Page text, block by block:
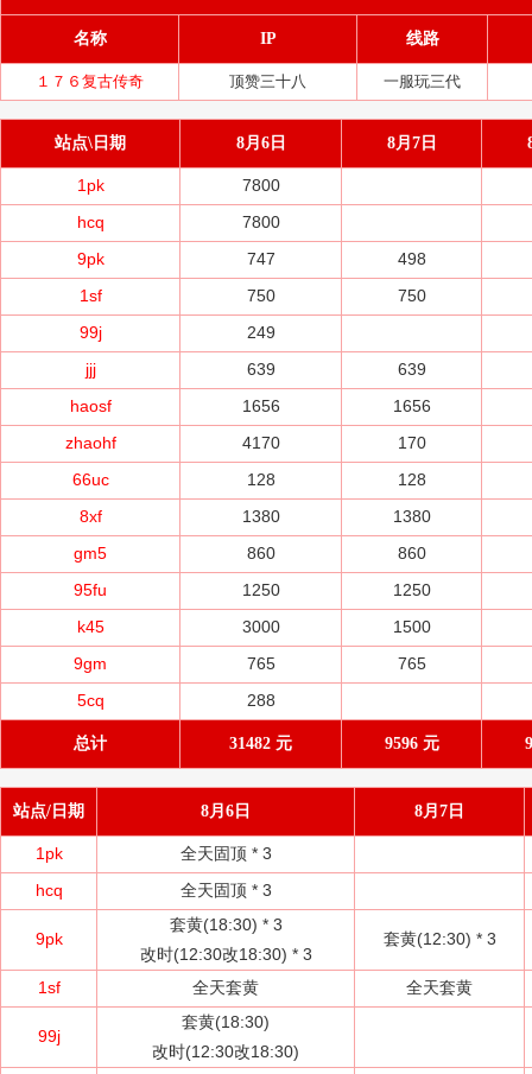
名称 IP 线路
１７６复古传奇 顶赞三十八 一服玩三代
站点\日期 8月6日 8月7日
1pk
7800
hcq
7800
9pk
747
498
1sf
750
750
99j
249
jjj
639
639
haosf
1656
1656
zhaohf
4170
170
66uc
128
128
8xf
1380
1380
gm5
860
860
95fu
1250
1250
k45
3000
1500
9gm
765
765
5cq
288
总计 31482 元 9596 元
站点/日期 8月6日 8月7日
1pk 全天固顶 * 3
hcq
全天固顶 * 3
9pk
套黄(18:30) * 3
改时(12:30改18:30) * 3
套黄(12:30) * 3
1sf 全天套黄 全天套黄
99j
套黄(18:30)
改时(12:30改18:30)